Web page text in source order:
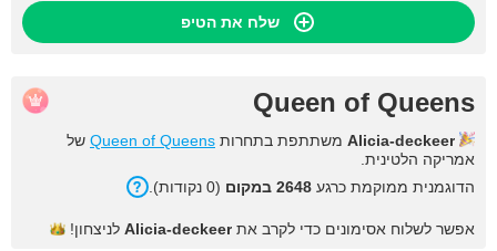
שלח את הטיפ
Queen of Queens
Alicia-deckeer משתתפת בתחרות Queen of Queens של
אמריקה הלטינית.
הדוגמנית ממוקמת כרגע 2648 במקום (0 נקודות).
אפשר לשלוח אסימונים כדי לקרב את Alicia-deckeer לניצחון!